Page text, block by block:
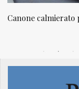
calmierato per 30